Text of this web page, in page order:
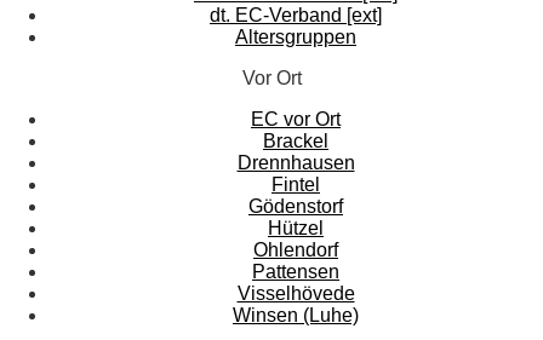
dt. EC-Verband [ext]
Altersgruppen
Vor Ort
EC vor Ort
Brackel
Drennhausen
Fintel
Gödenstorf
Hützel
Ohlendorf
Pattensen
Visselhövede
Winsen (Luhe)